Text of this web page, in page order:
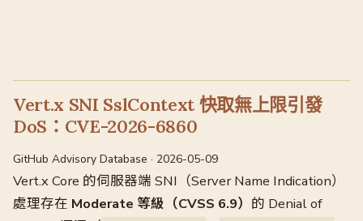
Vert.x SNI SslContext 快取無上限引發
DoS：CVE-2026-6860
GitHub Advisory Database · 2026-05-09
Vert.x Core 的伺服器端 SNI（Server Name Indication）
處理存在 Moderate 等級（CVSS 6.9） 的 Denial of